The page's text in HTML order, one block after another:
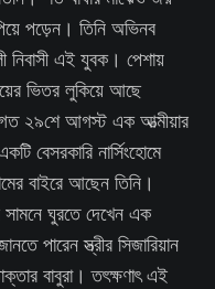
পড়েন। তিনি অভিনব
নিবাসী এই যুবক। পেশায়
ভিতর লুকিয়ে আছে
২৯শে আগস্ট এক আত্মীয়ার
বেসরকারি নার্সিংহোমে
বাইরে আছেন তিনি।
সামনে ঘুরতে দেখেন এক
পারেন স্ত্রীর সিজারিয়ান
বাবুরা। তৎক্ষণাৎ এই